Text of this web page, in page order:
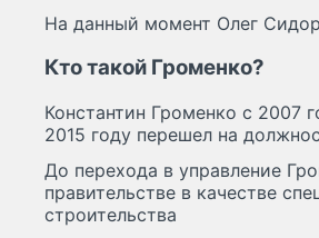
На данный момент Олег
Кто такой Громенко?
Константин Громенко с 2007
2015 году перешел на
До перехода в управление
правительстве в качестве
строительства